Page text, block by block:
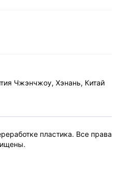
Чжэнчжоу, Хэнань, Китай
пластика. Все права